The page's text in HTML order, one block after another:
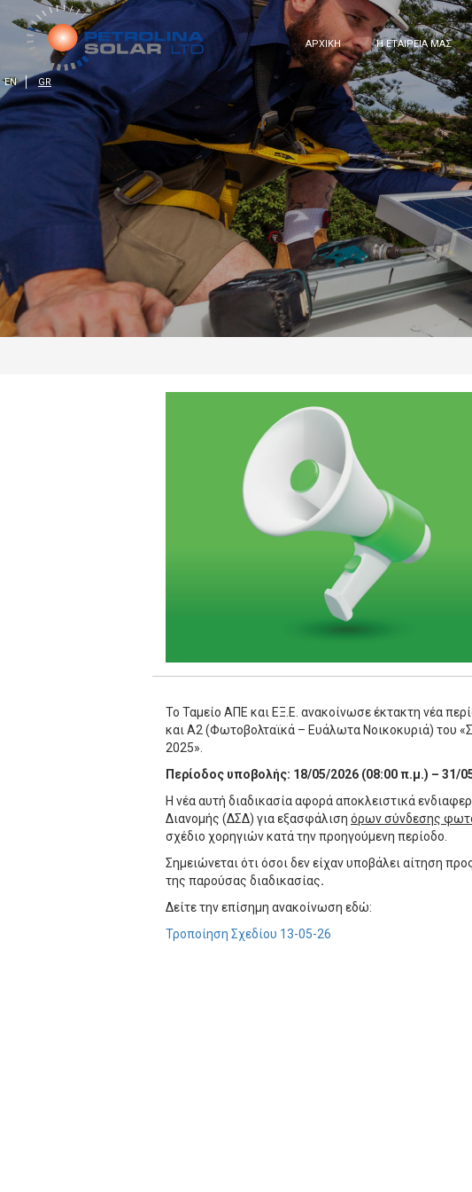
ΑΡΧΙΚΗ Η ΕΤΑΙΡΕΙΑ ΜΑΣ
EN GR
Το Ταμείο ΑΠΕ και ΕΞ.Ε. ανακοίνωσε έκτακτη νέα
και Α2 (Φωτοβολταϊκά – Ευάλωτα Νοικοκυριά) του
2025».
Περίοδος υποβολής: 18/05/2026 (08:00 π.μ.) – 31/
Η νέα αυτή διαδικασία αφορά αποκλειστικά
Διανομής (ΔΣΔ) για εξασφάλιση όρων σύνδεσης
σχέδιο χορηγιών κατά την προηγούμενη περίοδο.
Σημειώνεται ότι όσοι δεν είχαν υποβάλει αίτηση
της παρούσας διαδικασίας.
Δείτε την επίσημη ανακοίνωση εδώ:
Τροποίηση Σχεδίου 13-05-26